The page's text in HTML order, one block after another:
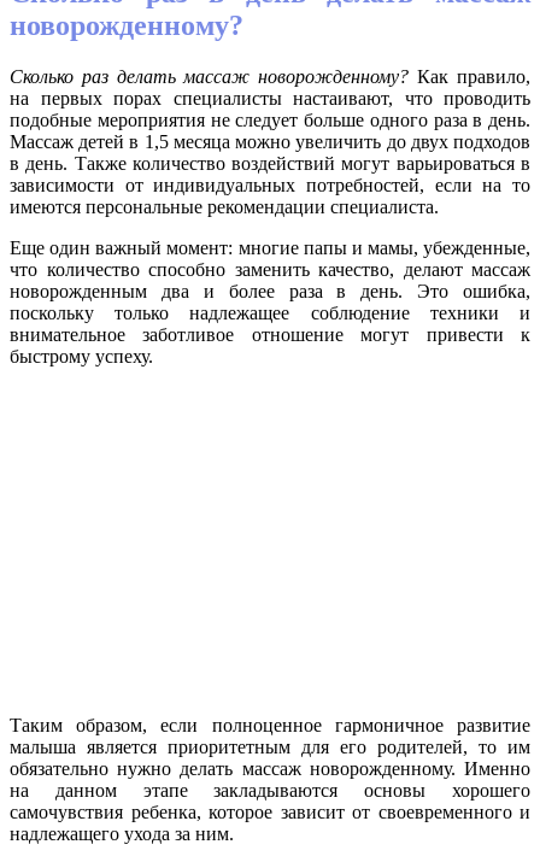
новорожденному?
Сколько раз делать массаж новорожденному? Как правило,
на первых порах специалисты настаивают, что проводить
подобные мероприятия не следует больше одного раза в день.
Массаж детей в 1,5 месяца можно увеличить до двух подходов
в день. Также количество воздействий могут варьироваться в
зависимости от индивидуальных потребностей, если на то
имеются персональные рекомендации специалиста.
Еще один важный момент: многие папы и мамы, убежденные,
что количество способно заменить качество, делают массаж
новорожденным два и более раза в день. Это ошибка,
поскольку только надлежащее соблюдение техники и
внимательное заботливое отношение могут привести к
быстрому успеху.
Таким образом, если полноценное гармоничное развитие
малыша является приоритетным для его родителей, то им
обязательно нужно делать массаж новорожденному. Именно
на данном этапе закладываются основы хорошего
самочувствия ребенка, которое зависит от своевременного и
надлежащего ухода за ним.